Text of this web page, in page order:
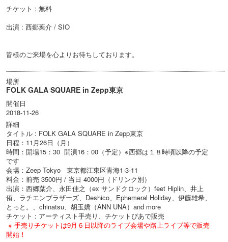
チケット : 無料
出演 : 西郷葉介 / SIO
皆様のご来場を心よりお待ちしております。
場所
FOLK GALA SQUARE in Zepp東京
開催日
2018-11-26
詳細
タイトル : FOLK GALA SQUARE in Zepp東京
日程：11月26日（月）
時間：開場15：30 開演16：00（予定）※西郷は１８時頃以降の予定
です
会場：Zeep Tokyo 東京都江東区青海1-3-11
料金：前売 3500円 / 当日 4000円（ドリンク別）
出演：西郷葉介、永田佳之（ex サンドクロック）feet Hiplin、井上
侑、ラチエンブラザーズ、Deshico、Ephemeral Holiday、伊藤雄希、
とっと。、chinatsu、胡玉嬌（ANN UNA）and more
チケット : アーティスト手売り、チケットぴあで販売
※ 手売りチケットは9月６日以降のライブ会場や路上ライブ等で販売
開始！